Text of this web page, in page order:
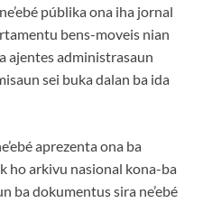
públika ona iha jornal
bens-moveis nian
ajentes administrasaun
sei buka dalan ba ida
aprezenta ona ba
ho arkivu nasional kona-ba
ba dokumentus sira ne’ebé